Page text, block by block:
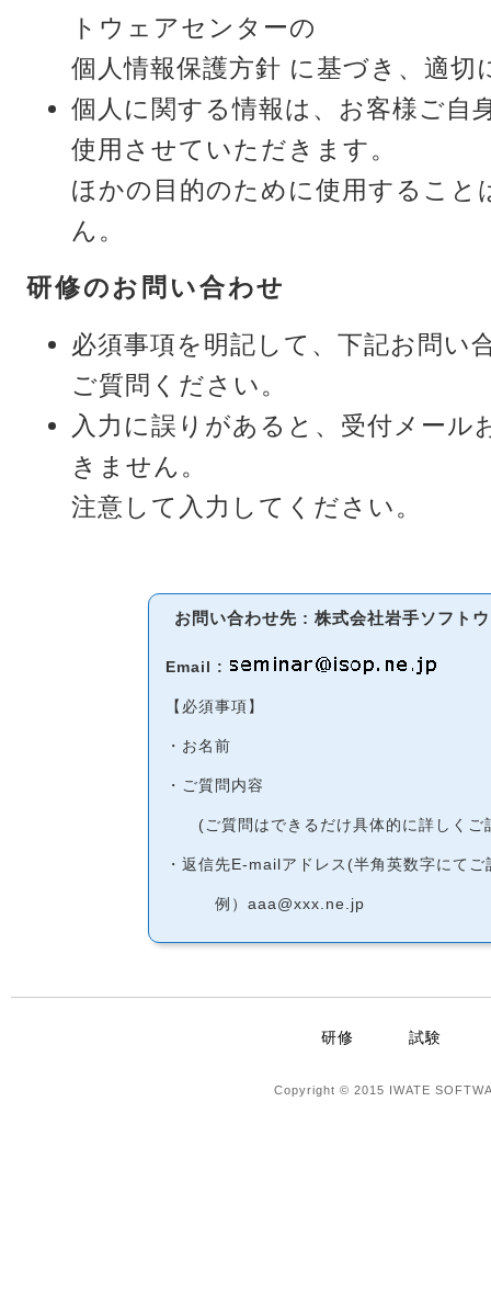
トウェアセンターの
個人情報保護方針 に基づき、適切
個人に関する情報は、お客様ご自
使用させていただきます。
ほかの目的のために使用すること
ん。
研修のお問い合わせ
必須事項を明記して、下記お問い
ご質問ください。
入力に誤りがあると、受付メール
きません。
注意して入力してください。
お問い合わせ先 : 株式会社岩手ソフト
Email :
【必須事項】
・お名前
・ご質問内容
(ご質問はできるだけ具体的に詳しくご
・返信先E-mailアドレス(半角英数字にて
例）aaa@xxx.ne.jp
研修 試験
Copyright © 2015 IWATE